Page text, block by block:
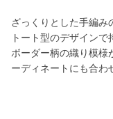
ざっくりとした手編み
トート型のデザインで
ボーダー柄の織り模様
ーディネートにも合わ